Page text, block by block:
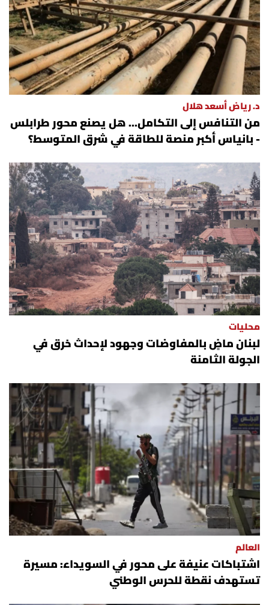
العالم
الصحافة الإسرائيلية
ثقافة وفنون
فصل من كتاب
اقرأ تضحك
كاميرا
سجالات
صحّة وصحن
الرياضة
منوّعات
حظّك اليوم
للتاريخ
فيديو
من نحن
للتواصل معنا
شروط الاستخدام
شروط الإشتراك
Digital solutions by
د. رياض أسعد هلال
من التنافس إلى التكامل... هل يصنع محور طرابلس
- بانياس أكبر منصة للطاقة في شرق المتوسط؟
محليات
لبنان ماضٍ بالمفاوضات وجهود لإحداث خرق في
الجولة الثامنة
العالم
اشتباكات عنيفة على محور في السويداء: مسيرة
تستهدف نقطة للحرس الوطني